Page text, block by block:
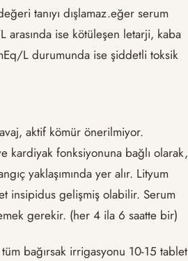
tanıyı dışlamaz.eğer serum
ise kötüleşen letarji, kaba
L durumunda ise şiddetli toksik
aktif kömür önerilmiyor.
kardiyak fonksiyonuna bağlı olarak,
yaklaşımında yer alır. Lityum
insipidus gelişmiş olabilir. Serum
gerekir. (her 4 ila 6 saatte bir)
bağırsak irrigasyonu 10-15 tablet